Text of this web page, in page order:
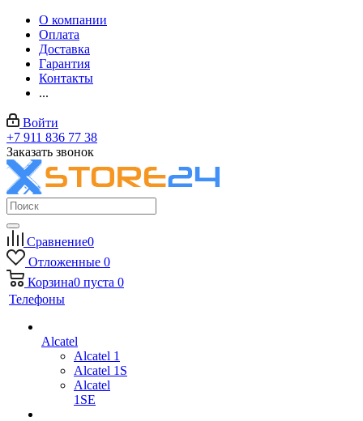
О компании
Оплата
Доставка
Гарантия
Контакты
...
Войти
+7 911 836 77 38
Заказать звонок
Сравнение0
Отложенные 0
Корзина0 пуста 0
Телефоны
Alcatel
Alcatel 1
Alcatel 1S
Alcatel
1SE